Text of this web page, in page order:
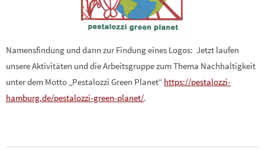
Namensfindung und dann zur Findung eines Logos: Jetzt laufen
unsere Aktivitäten und die Arbeitsgruppe zum Thema Nachhaltigkeit
unter dem Motto „Pestalozzi Green Planet“ https://pestalozzi-
hamburg.de/pestalozzi-green-planet/.